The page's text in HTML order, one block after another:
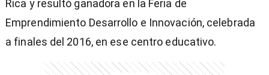
Rica y resultó ganadora en la Feria de
Emprendimiento Desarrollo e Innovación, celebrada
a finales del 2016, en ese centro educativo.